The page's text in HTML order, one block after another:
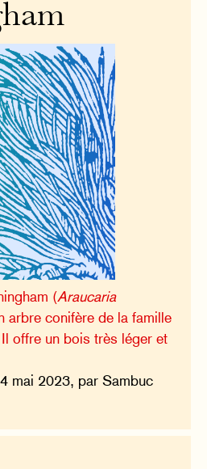
(Araucaria
arbre conifère de la famille
offre un bois très léger et
mai 2023, par Sambuc